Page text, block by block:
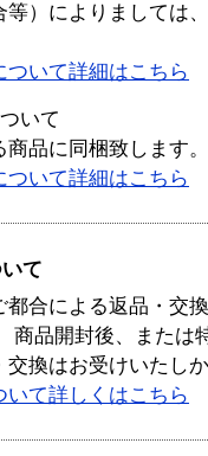
等）によりましては
ついて詳細はこちら
いて
商品に同梱致します。
ついて詳細はこちら
て
都合による返品・交
商品開封後、または
交換はお受けいたし
いて詳しくはこちら